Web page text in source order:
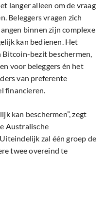
langer alleen om de vraag
Beleggers vragen zich
binnen zijn complexe
kan bedienen. Het
bezit beschermen,
voor beleggers én het
van preferente
financieren.
kan beschermen”, zegt
Australische
zal één groep de
twee overeind te